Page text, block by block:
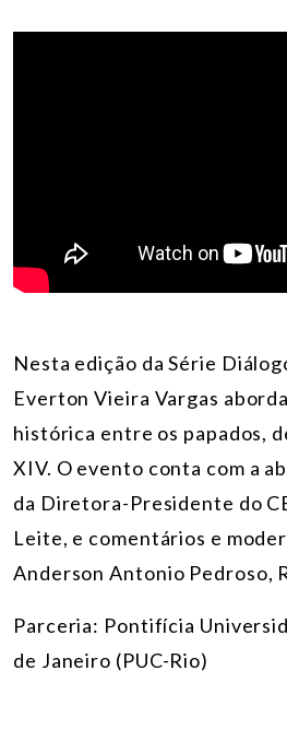
Nesta edição da Série
Everton Vieira Vargas
histórica entre os papados,
XIV. O evento conta com a
da Diretora-Presidente do
Leite, e comentários e
Anderson Antonio Pedroso,
Parceria: Pontifícia
de Janeiro (PUC-Rio)